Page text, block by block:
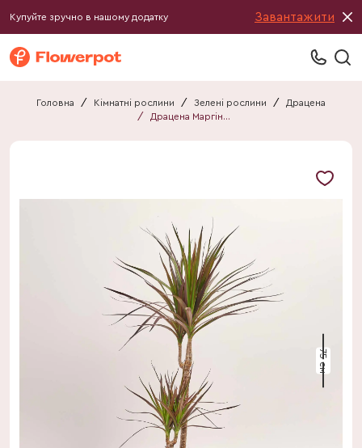
Купуйте зручно в нашому додатку Завантажити
Головна / Кімнатні рослини / Зелені рослини /
Драцена
/
Драцена Маргіната мікс 2ст.
75 см